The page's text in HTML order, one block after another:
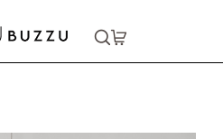
パーカー
ットP/O ポケットレスパーカー